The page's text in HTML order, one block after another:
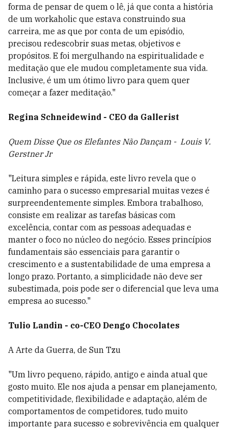
forma de pensar de quem o lê, já que conta a história
de um workaholic que estava construindo sua
carreira, me as que por conta de um episódio,
precisou redescobrir suas metas, objetivos e
propósitos. E foi mergulhando na espiritualidade e
meditação que ele mudou completamente sua vida.
Inclusive, é um um ótimo livro para quem quer
começar a fazer meditação."
Regina Schneidewind - CEO da Gallerist
Quem Disse Que os Elefantes Não Dançam - Louis V.
Gerstner Jr
"Leitura simples e rápida, este livro revela que o
caminho para o sucesso empresarial muitas vezes é
surpreendentemente simples. Embora trabalhoso,
consiste em realizar as tarefas básicas com
excelência, contar com as pessoas adequadas e
manter o foco no núcleo do negócio. Esses princípios
fundamentais são essenciais para garantir o
crescimento e a sustentabilidade de uma empresa a
longo prazo. Portanto, a simplicidade não deve ser
subestimada, pois pode ser o diferencial que leva uma
empresa ao sucesso."
Tulio Landin - co-CEO Dengo Chocolates
A Arte da Guerra, de Sun Tzu
"Um livro pequeno, rápido, antigo e ainda atual que
gosto muito. Ele nos ajuda a pensar em planejamento,
competitividade, flexibilidade e adaptação, além de
comportamentos de competidores, tudo muito
importante para sucesso e sobrevivência em qualquer